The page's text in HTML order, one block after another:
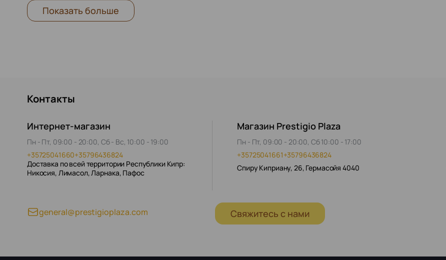
Показать больше
Контакты
Интернет-магазин
Пн - Пт, 09:00 - 20:00, Сб - Вс, 10:00 - 19:00
+35725041660+35796436824
Доставка по всей территории Республики Кипр:
Никосия, Лимасол, Ларнака, Пафос
Магазин Prestigio Plaza
Пн - Пт, 09:00 - 20:00, Сб 10:00 - 17:00
+35725041661+35796436824
Спиру Киприану, 26, Гермасойя 4040
general@prestigioplaza.com Свяжитесь с нами